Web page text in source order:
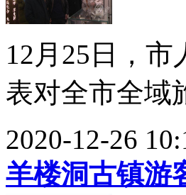
12月25日，
表对全市全域
2020-12-26
羊楼洞古镇游